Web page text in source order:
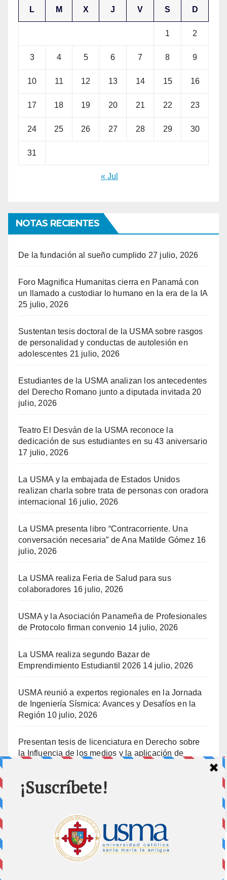
L M X J V S D
1 2
3 4 5 6 7 8 9
10 11 12 13 14 15 16
17 18 19 20 21 22 23
24 25 26 27 28 29 30
31
« Jul
NOTAS RECIENTES
De la fundación al sueño cumplido 27 julio, 2026
Foro Magnifica Humanitas cierra en Panamá con
un llamado a custodiar lo humano en la era de la IA
25 julio, 2026
Sustentan tesis doctoral de la USMA sobre rasgos
de personalidad y conductas de autolesión en
adolescentes 21 julio, 2026
Estudiantes de la USMA analizan los antecedentes
del Derecho Romano junto a diputada invitada 20
julio, 2026
Teatro El Desván de la USMA reconoce la
dedicación de sus estudiantes en su 43 aniversario
17 julio, 2026
La USMA y la embajada de Estados Unidos
realizan charla sobre trata de personas con oradora
internacional
16 julio, 2026
La USMA presenta libro “Contracorriente. Una
conversación necesaria” de Ana Matilde Gómez 16
julio, 2026
La USMA realiza Feria de Salud para sus
colaboradores 16 julio, 2026
USMA y la Asociación Panameña de Profesionales
de Protocolo firman convenio 14 julio, 2026
La USMA realiza segundo Bazar de
Emprendimiento Estudiantil 2026 14 julio, 2026
USMA reunió a expertos regionales en la Jornada
de Ingeniería Sísmica: Avances y Desafíos en la
Región 10 julio, 2026
Presentan tesis de licenciatura en Derecho sobre
la Influencia de los medios y la aplicación de